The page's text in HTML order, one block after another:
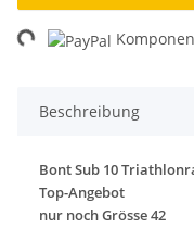
Beschreibung
Bont Sub 10
Top-Angebot
nur noch Grösse 42